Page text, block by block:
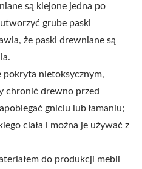
są klejone jedna po
grube paski
że paski drewniane są
pokryta nietoksycznym,
chronić drewno przed
gniciu lub łamaniu;
ciała i można je używać z
do produkcji mebli